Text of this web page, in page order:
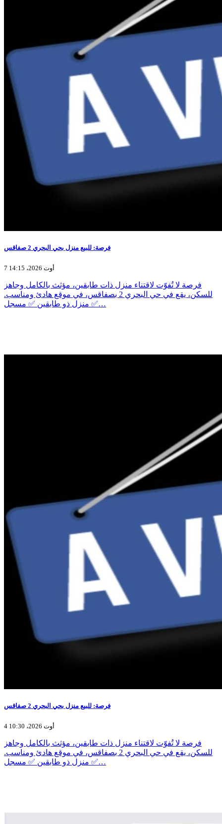
فرصة: للبيع منزل بحي البحري 2 صفاقس
7 أوت 2026، 14:15
فرصة لا تُفوّت لاقتناء منزل ذات طابقين، مؤثث بالكامل وجاهز
للسكن، يقع في حي البحري 2 بصفاقس، في موقع هادئ ومناسب.
✅ منزل ذو طابقين ✅ مسجل…
فرصة: للبيع منزل بحي البحري 2 صفاقس
4 أوت 2026، 10:30
فرصة لا تُفوّت لاقتناء منزل ذات طابقين، مؤثث بالكامل وجاهز
للسكن، يقع في حي البحري 2 بصفاقس، في موقع هادئ ومناسب.
✅ منزل ذو طابقين ✅ مسجل…